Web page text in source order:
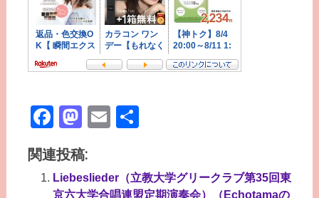
Facebook
Mastodon
Email
共
関連投稿:
Liebeslieder（立教大学グリークラブ第35回東
京六大学合唱連盟定期演奏会）（Echotamaの